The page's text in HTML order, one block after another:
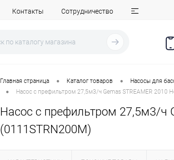
Контакты Сотрудничество
Главная страница • Каталог товаров • Насосы для
• Насос с префильтром 27,5м3/ч Gemas STREAMER 2010
Насос с префильтром 27,5м3/ч
(0111STRN200M)